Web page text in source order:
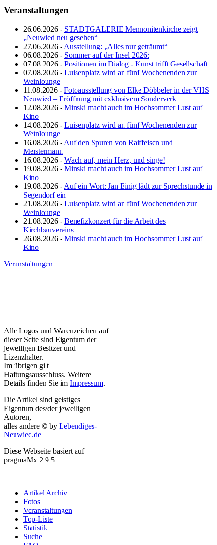
Veranstaltungen
26.06.2026 - STADTGALERIE Mennonitenkirche zeigt
„Neuwied neu gesehen“
27.06.2026 - Ausstellung: „Alles nur geträumt“
06.08.2026 - Sommer auf der Insel 2026:
07.08.2026 - Positionen im Dialog - Kunst trifft Gesellschaft
07.08.2026 - Luisenplatz wird an fünf Wochenenden zur
Weinlounge
11.08.2026 - Fotoausstellung von Elke Döbbeler in der VHS
Neuwied – Eröffnung mit exklusivem Sonderverk
12.08.2026 - Minski macht auch im Hochsommer Lust auf
Kino
14.08.2026 - Luisenplatz wird an fünf Wochenenden zur
Weinlounge
16.08.2026 - Auf den Spuren von Raiffeisen und
Meistermann
16.08.2026 - Wach auf, mein Herz, und singe!
19.08.2026 - Minski macht auch im Hochsommer Lust auf
Kino
19.08.2026 - Auf ein Wort: Jan Einig lädt zur Sprechstunde in
Segendorf ein
21.08.2026 - Luisenplatz wird an fünf Wochenenden zur
Weinlounge
21.08.2026 - Benefizkonzert für die Arbeit des
Kirchbauvereins
26.08.2026 - Minski macht auch im Hochsommer Lust auf
Kino
Veranstaltungen
Alle Logos und Warenzeichen auf
dieser Seite sind Eigentum der
jeweiligen Besitzer und
Lizenzhalter.
Im übrigen gilt
Haftungsausschluss. Weitere
Details finden Sie im Impressum.
Die Artikel sind geistiges
Eigentum des/der jeweiligen
Autoren,
alles andere © by Lebendiges-
Neuwied.de
Diese Webseite basiert auf
pragmaMx 2.9.5.
Artikel Archiv
Fotos
Veranstaltungen
Top-Liste
Statistik
Suche